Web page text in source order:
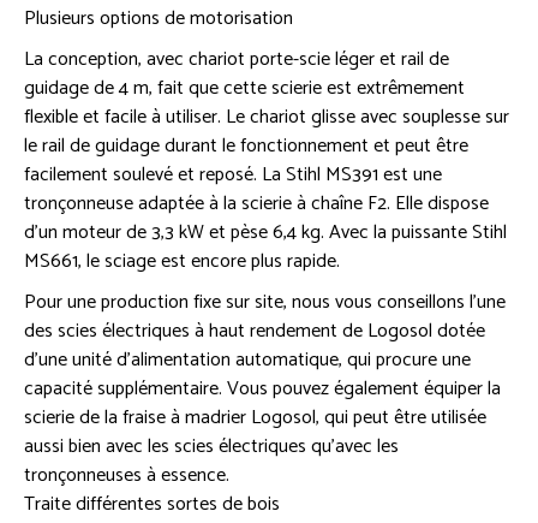
Plusieurs options de motorisation
La conception, avec chariot porte-scie léger et rail de
guidage de 4 m, fait que cette scierie est extrêmement
flexible et facile à utiliser. Le chariot glisse avec souplesse sur
le rail de guidage durant le fonctionnement et peut être
facilement soulevé et reposé. La Stihl MS391 est une
tronçonneuse adaptée à la scierie à chaîne F2. Elle dispose
d’un moteur de 3,3 kW et pèse 6,4 kg. Avec la puissante Stihl
MS661, le sciage est encore plus rapide.
Pour une production fixe sur site, nous vous conseillons l’une
des scies électriques à haut rendement de Logosol dotée
d’une unité d’alimentation automatique, qui procure une
capacité supplémentaire. Vous pouvez également équiper la
scierie de la fraise à madrier Logosol, qui peut être utilisée
aussi bien avec les scies électriques qu’avec les
tronçonneuses à essence.
Traite différentes sortes de bois